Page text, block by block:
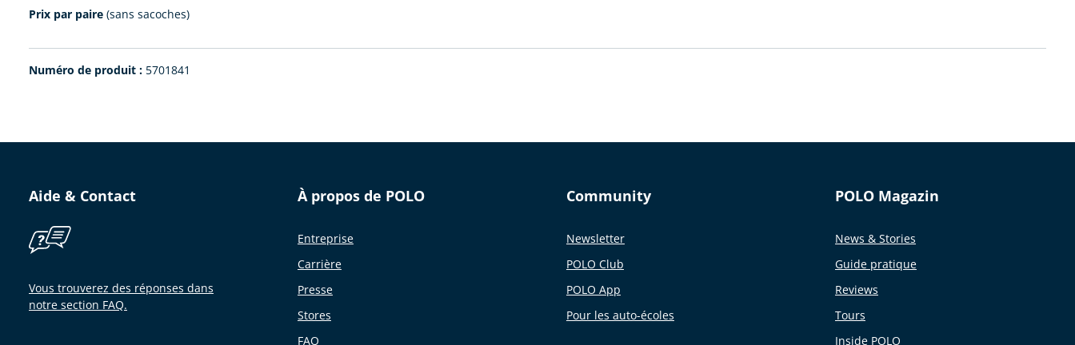
Prix par paire (sans sacoches)
Numéro de produit : 5701841
Aide & Contact
Vous trouverez des réponses dans
notre section FAQ.
À propos de POLO
Entreprise
Carrière
Presse
Stores
FAQ
Community
Newsletter
POLO Club
POLO App
Pour les auto-écoles
POLO Magazin
News & Stories
Guide pratique
Reviews
Tours
Inside POLO